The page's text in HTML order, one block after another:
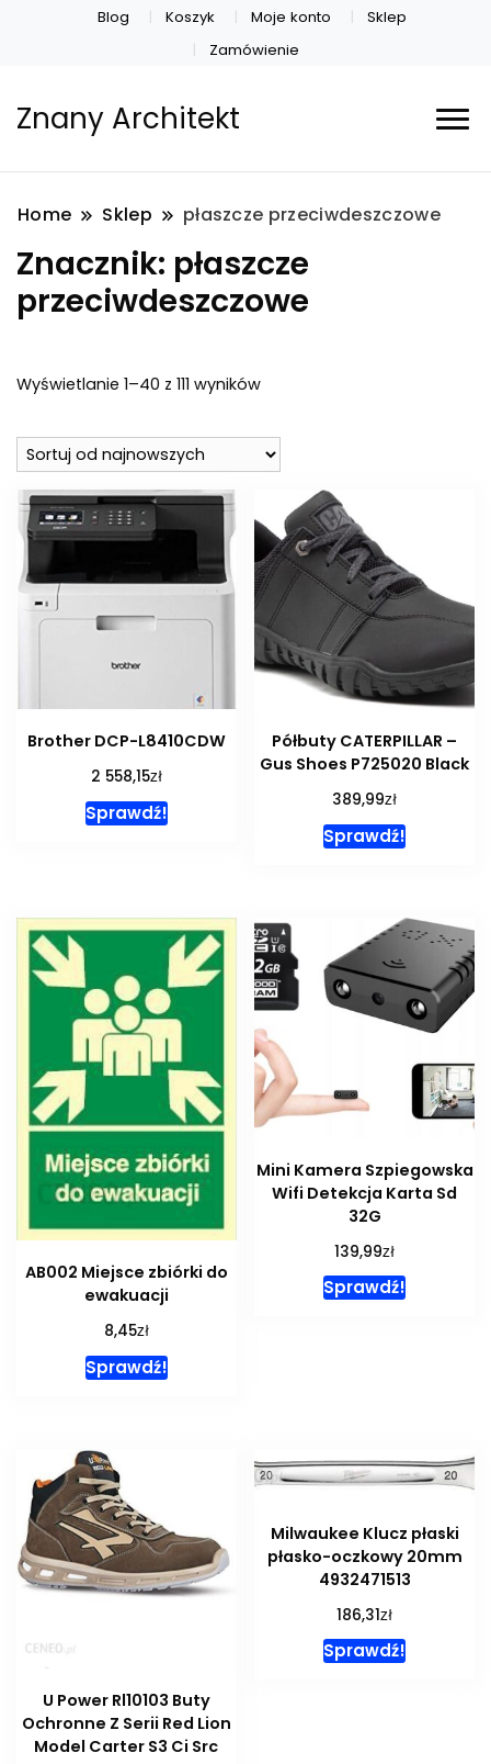
Blog Koszyk Moje konto
Sklep
Zamówienie
Znany Architekt
Home Sklep płaszcze przeciwdeszczowe
Znacznik: płaszcze
przeciwdeszczowe
Wyświetlanie 1–40 z 111 wynikówPosortowane
najnowszych
Brother DCP-L8410CDW
2 558,15zł
Sprawdź!
Półbuty CATERPILLAR –
Gus Shoes P725020 Black
389,99zł
Sprawdź!
AB002 Miejsce zbiórki do
ewakuacji
8,45zł
Sprawdź!
Mini Kamera Szpiegowska
Wifi Detekcja Karta Sd
32G
139,99zł
Sprawdź!
U Power Rl10103 Buty
Ochronne Z Serii Red Lion
Model Carter S3 Ci Src
Milwaukee Klucz płaski
płasko-oczkowy 20mm
4932471513
186,31zł
Sprawdź!